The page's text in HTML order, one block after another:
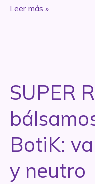
SUPER
Bálsamos
y
Leer más »
SUPER
BotiK:
y neutro